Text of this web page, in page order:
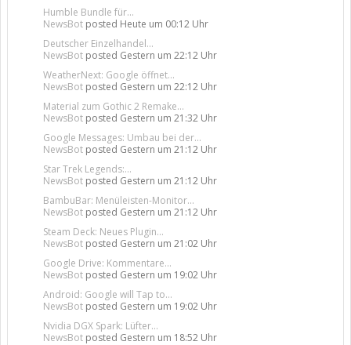
Humble Bundle für...
NewsBot posted Heute um 00:12 Uhr
Deutscher Einzelhandel...
NewsBot posted Gestern um 22:12 Uhr
WeatherNext: Google öffnet...
NewsBot posted Gestern um 22:12 Uhr
Material zum Gothic 2 Remake...
NewsBot posted Gestern um 21:32 Uhr
Google Messages: Umbau bei der...
NewsBot posted Gestern um 21:12 Uhr
Star Trek Legends:...
NewsBot posted Gestern um 21:12 Uhr
BambuBar: Menüleisten-Monitor...
NewsBot posted Gestern um 21:12 Uhr
Steam Deck: Neues Plugin...
NewsBot posted Gestern um 21:02 Uhr
Google Drive: Kommentare...
NewsBot posted Gestern um 19:02 Uhr
Android: Google will Tap to...
NewsBot posted Gestern um 19:02 Uhr
Nvidia DGX Spark: Lüfter...
NewsBot posted Gestern um 18:52 Uhr